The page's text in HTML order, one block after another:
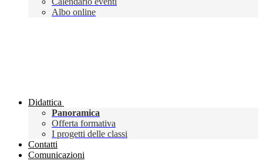
Albo online
Didattica
Panoramica
Offerta formativa
I progetti delle classi
Contatti
Comunicazioni